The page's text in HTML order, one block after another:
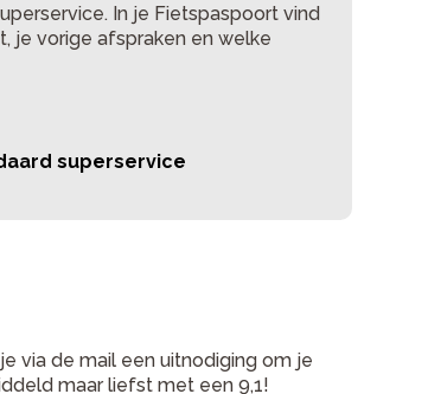
In je Fietspaspoort vind
je vorige afspraken en welke
superservice
via de mail een uitnodiging om je
maar liefst met een 9,1!